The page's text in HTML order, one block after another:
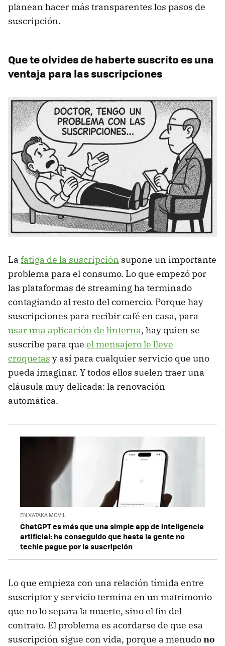
planean hacer más transparentes los pasos de
suscripción.
Que te olvides de haberte suscrito es una
ventaja para las suscripciones
La fatiga de la suscripción supone un importante
problema para el consumo. Lo que empezó por
las plataformas de streaming ha terminado
contagiando al resto del comercio. Porque hay
suscripciones para recibir café en casa, para
usar una aplicación de linterna, hay quien se
suscribe para que el mensajero le lleve
croquetas y así para cualquier servicio que uno
pueda imaginar. Y todos ellos suelen traer una
cláusula muy delicada: la renovación
automática.
EN XATAKA MÓVIL
ChatGPT es más que una simple app de inteligencia
artificial: ha conseguido que hasta la gente no
techie pague por la suscripción
Lo que empieza con una relación tímida entre
suscriptor y servicio termina en un matrimonio
que no lo separa la muerte, sino el fin del
contrato. El problema es acordarse de que esa
suscripción sigue con vida, porque a menudono